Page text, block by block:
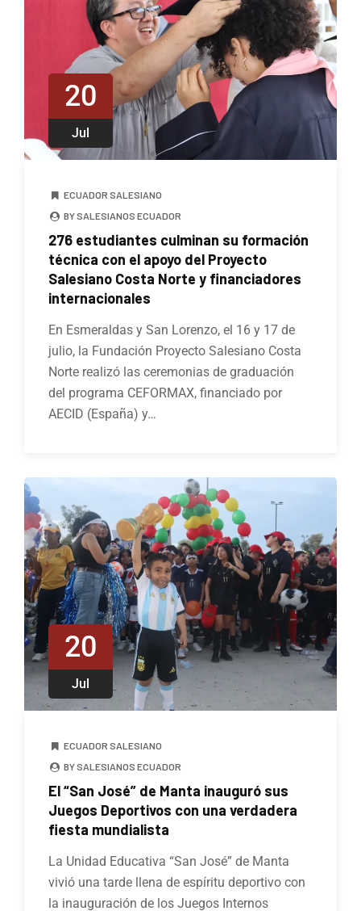
20
Jul
ECUADOR SALESIANO
BY SALESIANOS ECUADOR
276 estudiantes culminan su formación
técnica con el apoyo del Proyecto
Salesiano Costa Norte y financiadores
internacionales
En Esmeraldas y San Lorenzo, el 16 y 17 de
julio, la Fundación Proyecto Salesiano Costa
Norte realizó las ceremonias de graduación
del programa CEFORMAX, financiado por
AECID (España) y…
20
Jul
ECUADOR SALESIANO
BY SALESIANOS ECUADOR
El “San José” de Manta inauguró sus
Juegos Deportivos con una verdadera
fiesta mundialista
La Unidad Educativa “San José” de Manta
vivió una tarde llena de espíritu deportivo con
la inauguración de los Juegos Internos